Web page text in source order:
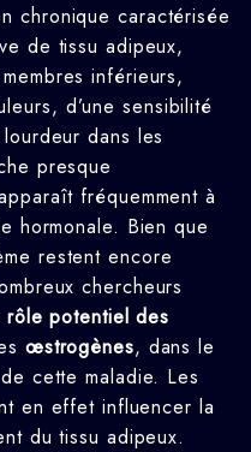
chronique caractérisée
de tissu adipeux,
inférieurs,
d’une sensibilité
dans les
presque
fréquemment à
hormonale. Bien que
restent encore
chercheurs
rôle potentiel des
œstrogènes, dans le
cette maladie. Les
en effet influencer la
du tissu adipeux.